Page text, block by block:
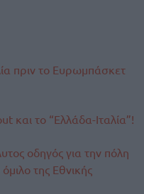
πριν το Ευρωμπάσκετ
και το “Ελλάδα-Ιταλία”!
οδηγός για την πόλη
της Εθνικής